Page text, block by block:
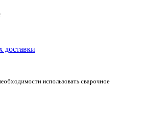
доставки
использовать сварочное